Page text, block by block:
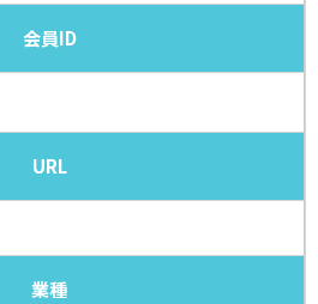
会員ID
URL
業種